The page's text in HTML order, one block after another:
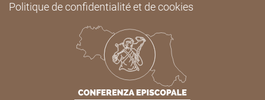
Politique de confidentialité et de cookies